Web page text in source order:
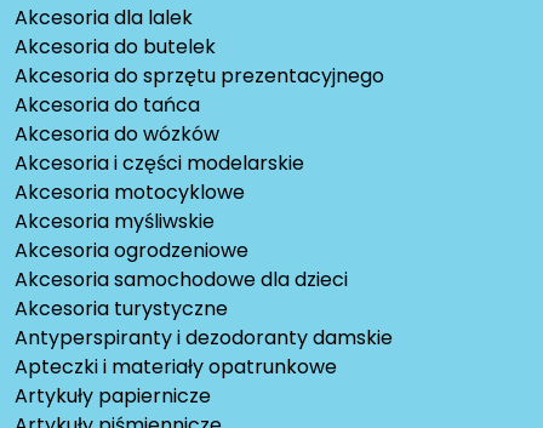
Akcesoria dla lalek
Akcesoria do butelek
Akcesoria do sprzętu prezentacyjnego
Akcesoria do tańca
Akcesoria do wózków
Akcesoria i części modelarskie
Akcesoria motocyklowe
Akcesoria myśliwskie
Akcesoria ogrodzeniowe
Akcesoria samochodowe dla dzieci
Akcesoria turystyczne
Antyperspiranty i dezodoranty damskie
Apteczki i materiały opatrunkowe
Artykuły papiernicze